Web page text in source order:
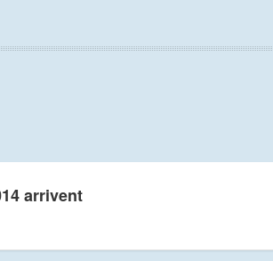
arrivent